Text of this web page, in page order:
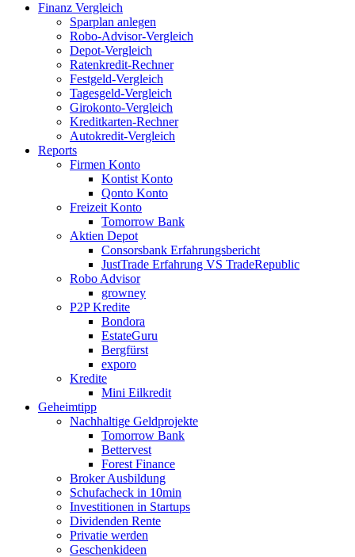
Finanz Vergleich
Sparplan anlegen
Robo-Advisor-Vergleich
Depot-Vergleich
Ratenkredit-Rechner
Festgeld-Vergleich
Tagesgeld-Vergleich
Girokonto-Vergleich
Kreditkarten-Rechner
Autokredit-Vergleich
Reports
Firmen Konto
Kontist Konto
Qonto Konto
Freizeit Konto
Tomorrow Bank
Aktien Depot
Consorsbank Erfahrungsbericht
JustTrade Erfahrung VS TradeRepublic
Robo Advisor
growney
P2P Kredite
Bondora
EstateGuru
Bergfürst
exporo
Kredite
Mini Eilkredit
Geheimtipp
Nachhaltige Geldprojekte
Tomorrow Bank
Bettervest
Forest Finance
Broker Ausbildung
Schufacheck in 10min
Investitionen in Startups
Dividenden Rente
Privatie werden
Geschenkideen